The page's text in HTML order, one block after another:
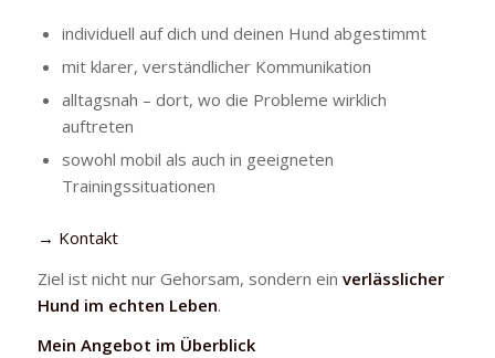
individuell auf dich und deinen Hund abgestimmt
mit klarer, verständlicher Kommunikation
alltagsnah – dort, wo die Probleme wirklich
auftreten
sowohl mobil als auch in geeigneten
Trainingssituationen
→ Kontakt
Ziel ist nicht nur Gehorsam, sondern ein verlässlicher
Hund im echten Leben.
Mein Angebot im Überblick